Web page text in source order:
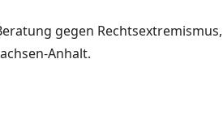
gegen Rechtsextremismus,
Anhalt.